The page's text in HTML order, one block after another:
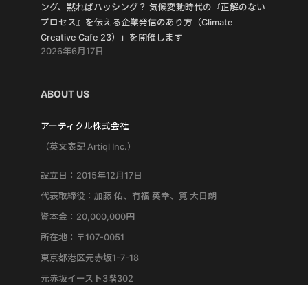
ング、黙ればハッシング？ 気候変動時代の『正解のない
プロセス』を伝える企業発信のあり方（Climate
Creative Cafe 23）」を開催します
2026年6月17日
ABOUT US
アーティクル株式会社
（英文表記 Artiql Inc.）
設立日：2015年12月17日
代表取締役：加藤 佑、有福 英幸、筧 大日朗
資本金：20,000,000円
所在地：〒107-0051
東京都港区元赤坂1-7-18
元赤坂イースト3階302